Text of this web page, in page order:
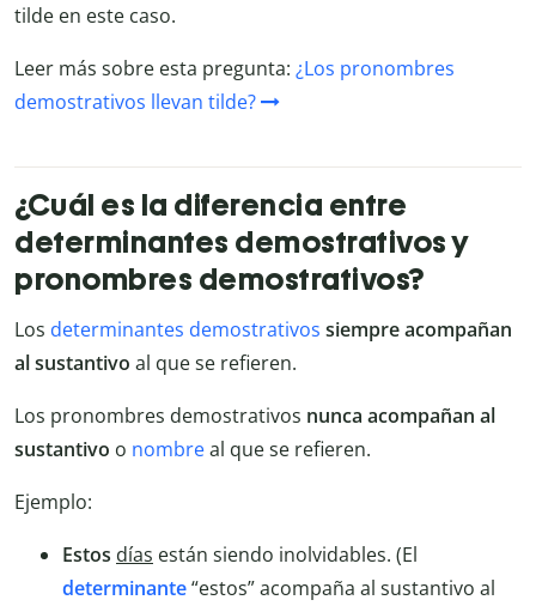
tilde en este caso.
Leer más sobre esta pregunta: ¿Los pronombres
demostrativos llevan tilde?
¿Cuál es la diferencia entre
determinantes demostrativos y
pronombres demostrativos?
Los determinantes demostrativos siempre acompañan
al sustantivo al que se refieren.
Los pronombres demostrativos nunca acompañan al
sustantivo o nombreal que se refieren.
Ejemplo:
Estos días están siendo inolvidables. (El
determinante“estos” acompaña al sustantivo al